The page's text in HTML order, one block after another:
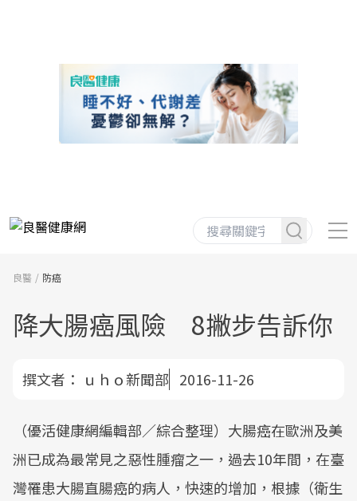
良醫 防癌
降大腸癌風險 8撇步告訴你
撰文者： ｕｈｏ新聞部 2016-11-26
（優活健康網編輯部／綜合整理）大腸癌在歐洲及美
洲已成為最常見之惡性腫瘤之一，過去10年間，在臺
灣罹患大腸直腸癌的病人，快速的增加，根據（衛生